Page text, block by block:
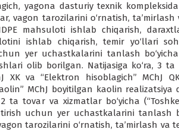
yago­na dasturiy texnik
vagon tarozila­rini o‘rnatish,
mahsuloti ishlab chiqarish,
ishlab chiqarish, temir yo‘llari
yer uchastkalarini tanlash
olib borilgan. Natijasiga ko‘ra, 3
XK va “Elektron hisoblagich” MChJ
MChJ boyitilgan kaolin
tovar va xiz­matlar bo‘yicha
uchun yer uchastkalarini tanlash
vagon tarozilarini o‘rnatish, ta’mirlash